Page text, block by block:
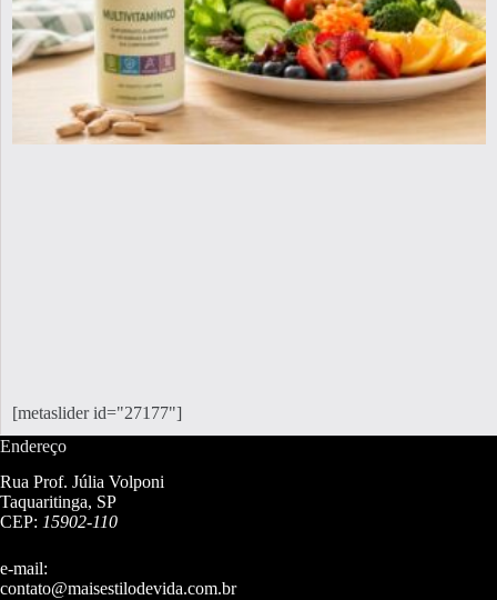
[metaslider id="27177"]
Endereço
Rua Prof. Júlia Volponi
Taquaritinga, SP
CEP: 15902-110
e-mail:
contato@maisestilodevida.com.br